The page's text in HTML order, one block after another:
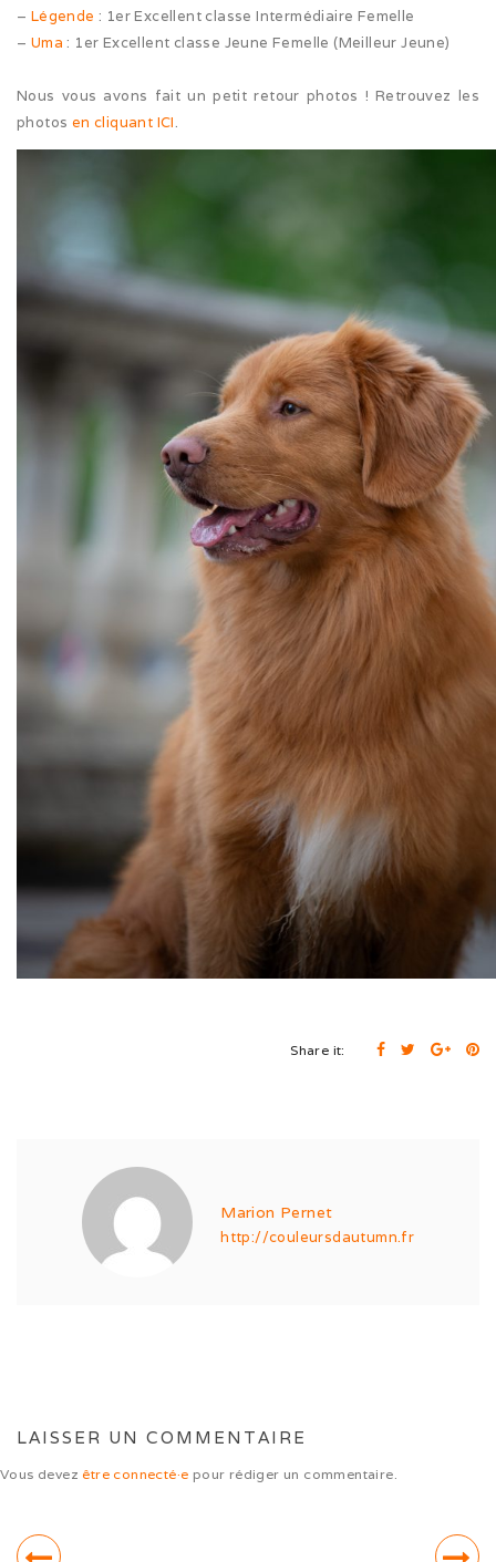
Journée Tolling (08/26)
Cruft (03/26)
Retrouvailles AS (10/25)
Rencontre Nova (09/25)
Shaée et Loupa (03/25)
Vacances en Bretagne (07/24)
Après midi coquelicots (06/24)
Expo Saint Pouange (05/24)
Expo de Châlon (05/24)
Expo d’Offenburg (03/24)
Séance grimaces (01/24)
Soirée à Motey (08/23)
Bonne Année (12/22)
Joyeux Noël (12/22)
En famille au Ballon d’Alsace (11/21)
Les trois clones (09/21)
Ballon d’Alsace (09/20)
Ballon d’Alsace (07/20)
Sociabilisation des chiots
ALTDEUTSCHE SCHÄFERHUNDE
– Légende : 1er Excellent classe Intermédiaire Femelle
– Uma : 1er Excellent classe Jeune Femelle (Meilleur Jeune)
Nous vous avons fait un petit retour photos ! Retrouvez les
photos en cliquant ICI.
Share it:
Marion Pernet
http://couleursdautumn.fr
LAISSER UN COMMENTAIRE
Vous devez être connecté·e pour rédiger un commentaire.